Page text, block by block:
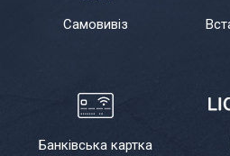
Самовивіз
Банківська картка